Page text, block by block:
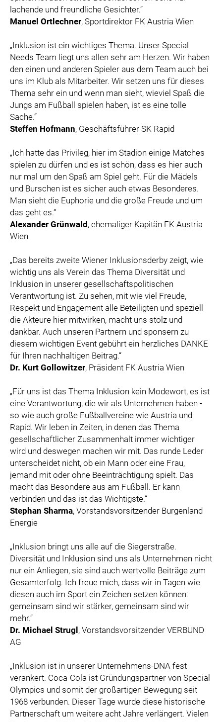
lachende und freundliche Gesichter.“
Manuel Ortlechner, Sportdirektor FK Austria Wien
„Inklusion ist ein wichtiges Thema. Unser Special
Needs Team liegt uns allen sehr am Herzen. Wir haben
den einen und anderen Spieler aus dem Team auch bei
uns im Klub als Mitarbeiter. Wir setzen uns für dieses
Thema sehr ein und wenn man sieht, wieviel Spaß die
Jungs am Fußball spielen haben, ist es eine tolle
Sache.“
Steffen Hofmann, Geschäftsführer SK Rapid
„Ich hatte das Privileg, hier im Stadion einige Matches
spielen zu dürfen und es ist schön, dass es hier auch
nur mal um den Spaß am Spiel geht. Für die Mädels
und Burschen ist es sicher auch etwas Besonderes.
Man sieht die Euphorie und die große Freude und um
das geht es.“
Alexander Grünwald, ehemaliger Kapitän FK Austria
Wien
„Das bereits zweite Wiener Inklusionsderby zeigt, wie
wichtig uns als Verein das Thema Diversität und
Inklusion in unserer gesellschaftspolitischen
Verantwortung ist. Zu sehen, mit wie viel Freude,
Respekt und Engagement alle Beteiligten und speziell
die Akteure hier mitwirken, macht uns stolz und
dankbar. Auch unseren Partnern und sponsern zu
diesem wichtigen Event gebührt ein herzliches DANKE
für Ihren nachhaltigen Beitrag.“
Dr. Kurt Gollowitzer, Präsident FK Austria Wien
„Für uns ist das Thema Inklusion kein Modewort, es ist
eine Verantwortung, die wir als Unternehmen haben -
so wie auch große Fußballvereine wie Austria und
Rapid. Wir leben in Zeiten, in denen das Thema
gesellschaftlicher Zusammenhalt immer wichtiger
wird und deswegen machen wir mit. Das runde Leder
unterscheidet nicht, ob ein Mann oder eine Frau,
jemand mit oder ohne Beeinträchtigung spielt. Das
macht das Besondere aus am Fußball. Er kann
verbinden und das ist das Wichtigste.“
Stephan Sharma, Vorstandsvorsitzender Burgenland
Energie
„Inklusion bringt uns alle auf die Siegerstraße.
Diversität und Inklusion sind uns als Unternehmen nicht
nur ein Anliegen, sie sind auch wertvolle Beiträge zum
Gesamterfolg. Ich freue mich, dass wir in Tagen wie
diesen auch im Sport ein Zeichen setzen können:
gemeinsam sind wir stärker, gemeinsam sind wir
mehr.“
Dr. Michael Strugl, Vorstandsvorsitzender VERBUND
AG
„Inklusion ist in unserer Unternehmens-DNA fest
verankert. Coca-Cola ist Gründungspartner von Special
Olympics und somit der großartigen Bewegung seit
1968 verbunden. Dieser Tage wurde diese historische
Partnerschaft um weitere acht Jahre verlängert. Vielen